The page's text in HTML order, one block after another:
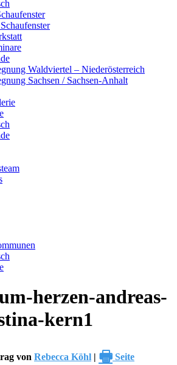
Waldviertel – Niederösterreich
Sachsen / Sachsen-Anhalt
herzen-andreas-
kern1
von Rebecca Köhl | 🖶 Seite